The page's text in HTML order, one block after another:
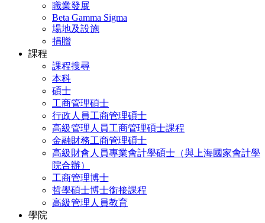
職業發展
Beta Gamma Sigma
場地及設施
捐贈
課程
課程搜尋
本科
碩士
工商管理碩士
行政人員工商管理碩士
高級管理人員工商管理碩士課程
金融財務工商管理碩士
高級財會人員專業會計學碩士（與上海國家會計學
院合辦）
工商管理博士
哲學碩士博士銜接課程
高級管理人員教育
學院